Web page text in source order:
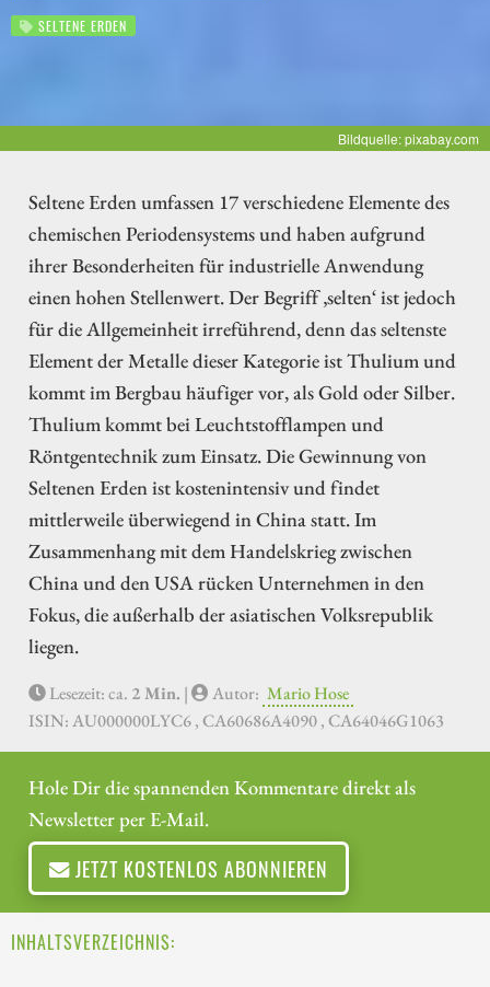
SELTENE ERDEN
Bildquelle: pixabay.com
Seltene Erden umfassen 17 verschiedene Elemente des
chemischen Periodensystems und haben aufgrund
ihrer Besonderheiten für industrielle Anwendung
einen hohen Stellenwert. Der Begriff ‚selten‘ ist jedoch
für die Allgemeinheit irreführend, denn das seltenste
Element der Metalle dieser Kategorie ist Thulium und
kommt im Bergbau häufiger vor, als Gold oder Silber.
Thulium kommt bei Leuchtstofflampen und
Röntgentechnik zum Einsatz. Die Gewinnung von
Seltenen Erden ist kostenintensiv und findet
mittlerweile überwiegend in China statt. Im
Zusammenhang mit dem Handelskrieg zwischen
China und den USA rücken Unternehmen in den
Fokus, die außerhalb der asiatischen Volksrepublik
liegen.
Lesezeit: ca. 2 Min. | Autor: Mario Hose
ISIN: AU000000LYC6 , CA60686A4090 , CA64046G1063
Hole Dir die spannenden Kommentare direkt als
Newsletter per E-Mail.
JETZT KOSTENLOS ABONNIEREN
INHALTSVERZEICHNIS: